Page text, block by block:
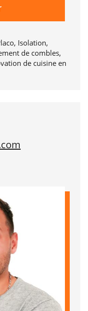
Isolation,
de combles,
de cuisine en